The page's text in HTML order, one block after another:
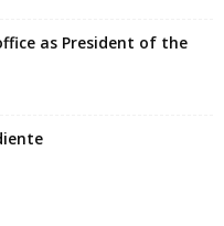
as President of the